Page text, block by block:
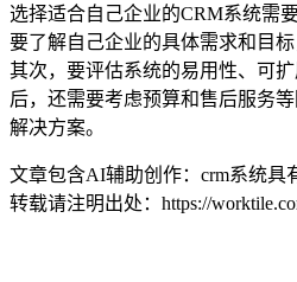
选择适合自己企业的CRM系统需
要了解自己企业的具体需求和目
其次，要评估系统的易用性、可
后，还需要考虑预算和售后服务
解决方案。
文章包含AI辅助创作：crm系统具
转载请注明出处： https://